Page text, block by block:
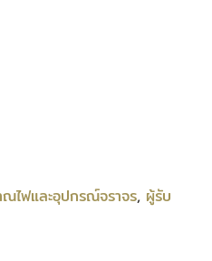
ฟและอุปกรณ์จราจร, ผู้รับ